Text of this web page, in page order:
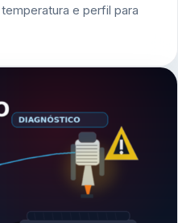
e perfil para